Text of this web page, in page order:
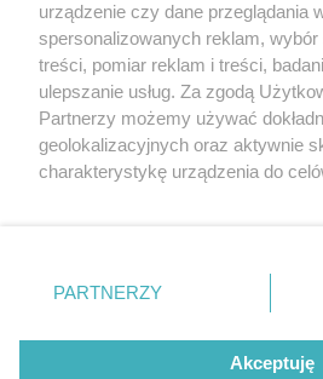
4 / 9
Wiadukt
Granicznej w
Nie zapomnij
zapoznać się z:
polityką prywatności
Twojemiasto
Piekary Śląskie
Chorzów
Tarnowskie Góry
Gliwice
urządzenie czy dane przeglądania
spersonalizowanych reklam,
treści, pomiar reklam i treści,
ulepszanie usług. Za zgodą
Partnerzy możemy używać
geolokalizacyjnych oraz aktywnie
charakterystykę urządzenia do
zmienić/wycofać klikając przycisk
znajdujący się w lewym dolnym
rodzaje przetwarzania danych nie
użytkownika, ale masz prawo
PARTNERZY
Akceptuję